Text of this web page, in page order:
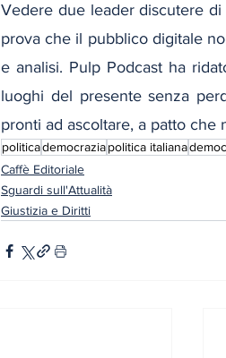
Vedere due leader discutere
prova che il pubblico digitale
e analisi. Pulp Podcast ha
luoghi del presente senza
pronti ad ascoltare, a patto
politicademocraziapolitica italiana
Caffè Editoriale
Sguardi sull'Attualità
Giustizia e Diritti